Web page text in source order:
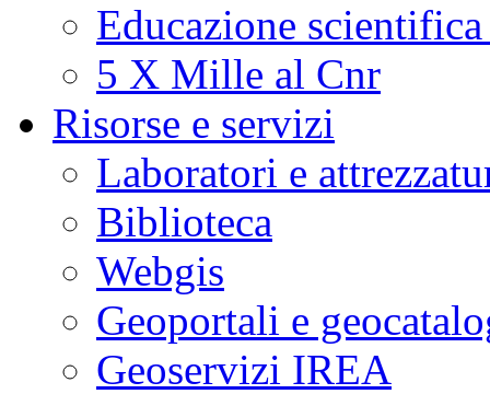
Educazione
5 X Mille al Cnr
Risorse e servizi
Laboratori e
Biblioteca
Webgis
Geoportali e
Geoservizi IREA